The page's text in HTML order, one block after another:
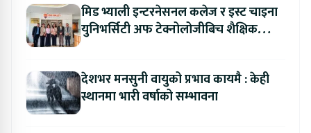
मिड भ्याली इन्टरनेसनल कलेज र इस्ट चाइना
युनिभर्सिटी अफ टेक्नोलोजीबिच शैक्षिक
देशभर मनसुनी वायुको प्रभाव कायमै : केही
स्थानमा भारी वर्षाको सम्भावना